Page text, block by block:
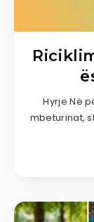
Hyrje Në
mbeturinat,